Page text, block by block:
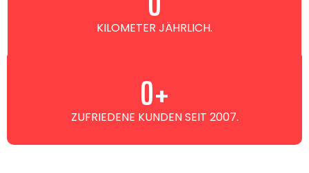
KILOMETER JÄHRLICH.
ZUFRIEDENE KUNDEN SEIT 2007.
0+